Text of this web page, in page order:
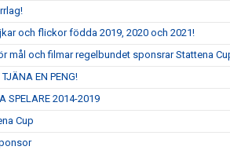
och flickor födda 2019, 2020 och 2021!
mål och filmar regelbundet sponsrar Stattena
EN PENG!
SPELARE 2014-2019
Cup